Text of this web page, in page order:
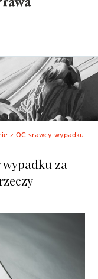
z OC srawcy wypadku
za